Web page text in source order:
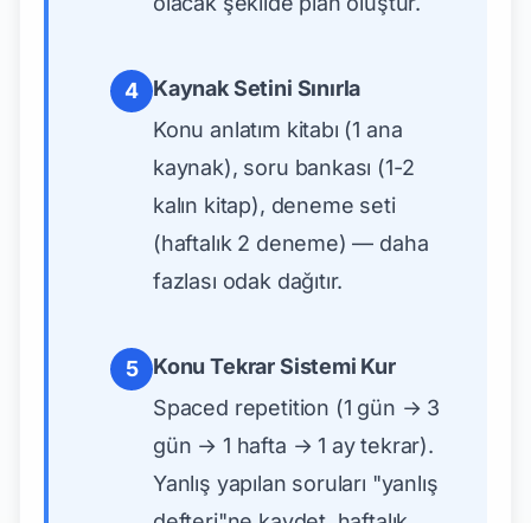
4
Kaynak Setini Sınırla
Konu anlatım kitabı (1 ana
kaynak), soru bankası (1-2
kalın kitap), deneme seti
(haftalık 2 deneme) — daha
fazlası odak dağıtır.
5
Konu Tekrar Sistemi Kur
Spaced repetition (1 gün → 3
gün → 1 hafta → 1 ay tekrar).
Yanlış yapılan soruları "yanlış